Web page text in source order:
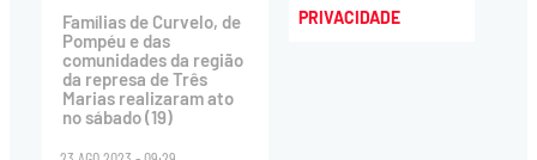
Famílias de Curvelo, de
Pompéu e das
comunidades da região
da represa de Três
Marias realizaram ato
no sábado (19)
PRIVACIDADE